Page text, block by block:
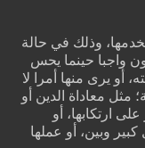
وذلك في حالة
واجبا حينما يحس
أو يرى منها أمرا لا
مثل معاداة الدين أو
ارتكابها، أو
كبير وبين، أو عملها